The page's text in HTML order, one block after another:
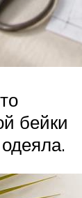
бейки